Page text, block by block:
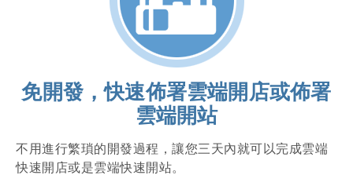
免開發，快速佈署雲端開店或佈署
雲端開站
不用進行繁瑣的開發過程，讓您三天內就可以完成雲端
快速開店或是雲端快速開站。